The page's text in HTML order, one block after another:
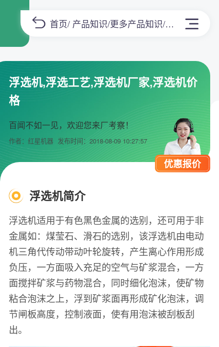
首页/ 产品知识/更多产品知识/正文
浮选机,浮选工艺,浮选机厂家,浮选机价
格
百闻不如一见，欢迎您来厂考察！
作者：红星机器 发布时间：2018-08-09 10:27:57
优惠报价
浮选机简介
浮选机适用于有色黑色金属的选别，还可用于非
金属如：煤莹石、滑石的选别，该浮选机由电动
机三角代传动带动叶轮旋转，产生离心作用形成
负压，一方面吸入充足的空气与矿浆混合，一方
面搅拌矿浆与药物混合，同时细化泡沫，使矿物
粘合泡沫之上，浮到矿浆面再形成矿化泡沫，调
节闸板高度，控制液面，使有用泡沫被刮板刮
出。